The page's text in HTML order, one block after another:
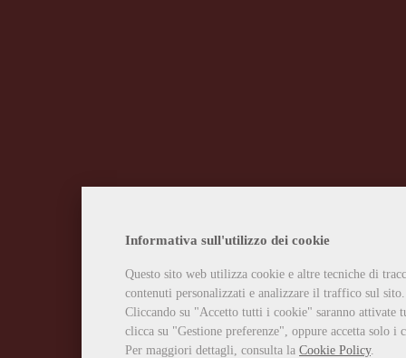
Informativa sull'utilizzo dei cookie
Questo sito web utilizza cookie e altre tecniche di
contenuti personalizzati e analizzare il traffico sul sito.
Cliccando su "Accetto tutti i cookie" saranno attivate
clicca su "Gestione preferenze", oppure accetta solo
Per maggiori dettagli, consulta la Cookie Policy.